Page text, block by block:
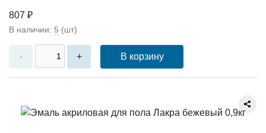
807 ₽
В наличии: 5 (шт)
- + В корзину